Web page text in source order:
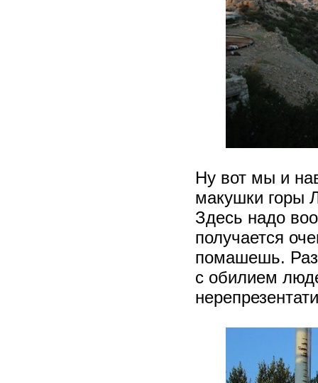
Ну вот мы и
макушки горы
Здесь надо
получается
помашешь.
с обилием